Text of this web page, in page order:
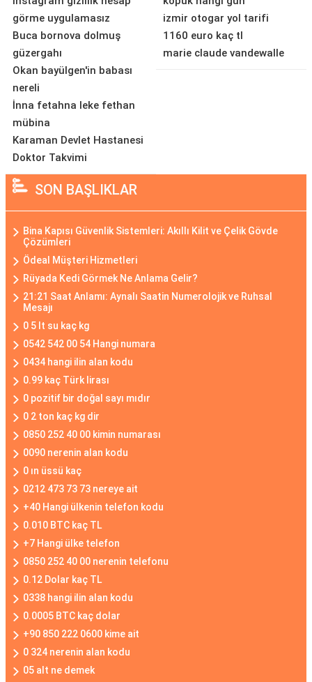
görme uygulamasız
Buca bornova dolmuş
güzergahı
Okan bayülgen'in babası
nereli
İnna fetahna leke fethan
mübina
Karaman Devlet Hastanesi
Doktor Takvimi
izmir otogar yol tarifi
1160 euro kaç tl
marie claude vandewalle
SON BAŞLIKLAR
Bina Kapısı Güvenlik Sistemleri: Akıllı Kilit ve Çelik Gövde
Çözümleri
Ödeal Müşteri Hizmetleri
Rüyada Kedi Görmek Ne Anlama Gelir?
21:21 Saat Anlamı: Aynalı Saatin Numerolojik ve Ruhsal
Mesajı
0 5 lt su kaç kg
0542 542 00 54 Hangi numara
0434 hangi ilin alan kodu
0.99 kaç Türk lirası
0 pozitif bir doğal sayı mıdır
0 2 ton kaç kg dir
0850 252 40 00 kimin numarası
0090 nerenin alan kodu
0 ın üssü kaç
0212 473 73 73 nereye ait
+40 Hangi ülkenin telefon kodu
0.010 BTC kaç TL
+7 Hangi ülke telefon
0850 252 40 00 nerenin telefonu
0.12 Dolar kaç TL
0338 hangi ilin alan kodu
0.0005 BTC kaç dolar
+90 850 222 0600 kime ait
0 324 nerenin alan kodu
05 alt ne demek